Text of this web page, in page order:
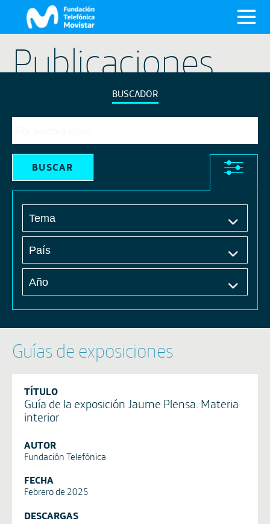
Publicaciones
BUSCADOR
Guías de exposiciones
TÍTULO
Guía de la exposición Jaume Plensa. Materia
interior
AUTOR
Fundación Telefónica
FECHA
Febrero de 2025
DESCARGAS